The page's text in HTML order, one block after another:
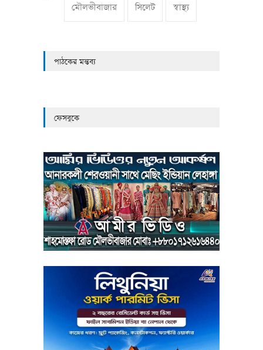
মৌলভীবাজার সিলেট স্বাস্থ্য
পাঠকের মন্তব্য
ফেসবুকে